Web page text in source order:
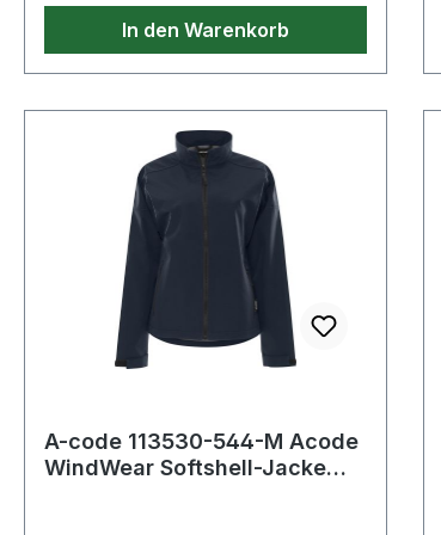
8.000 mm. 544 Saphirblau 100%
Polyester 235 g/m². - -
Normalwaschgang bei 40°C;Nicht
trocknen;Nicht bügeln;Nicht
Trockenreinigen
In den Warenkorb
A-code 113530-544-M Acode
WindWear Softshell-Jacke